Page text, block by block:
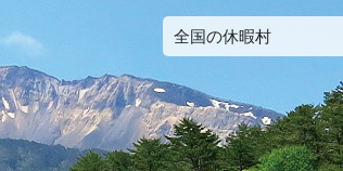
全国の休暇村